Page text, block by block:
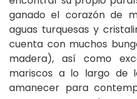
ganado el corazón de
aguas turquesas y
cuenta con muchos
madera), así como
mariscos a lo largo de
amanecer para